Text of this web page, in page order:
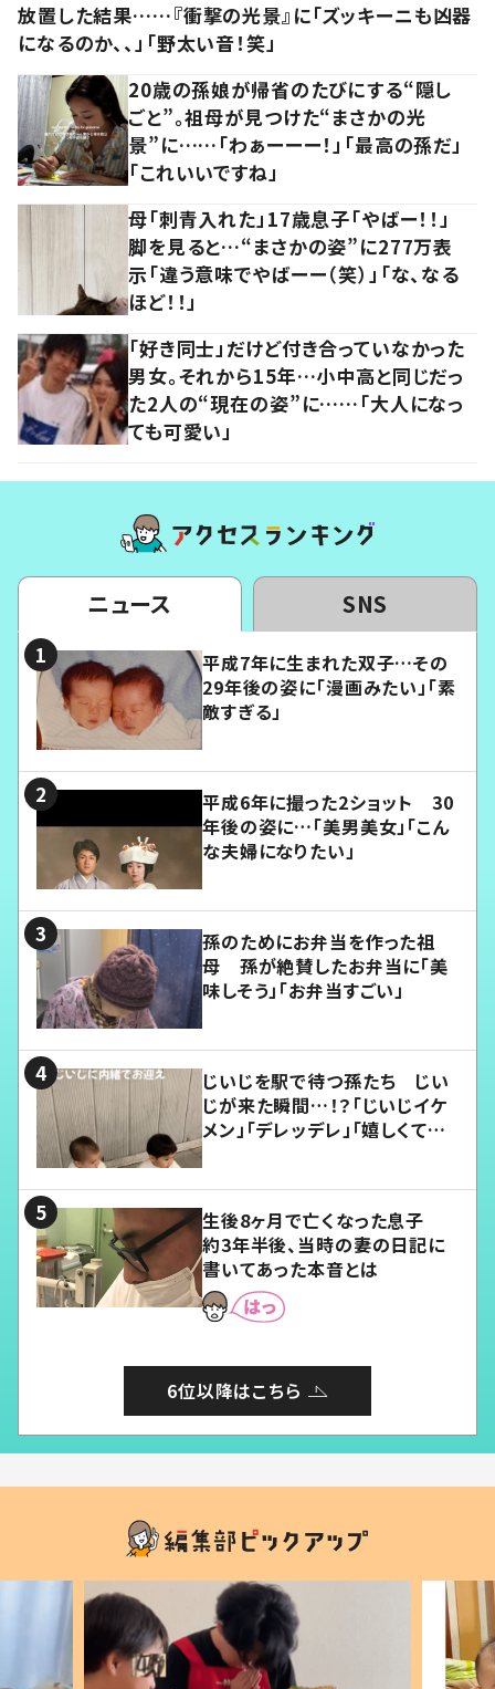
放置した結果……『衝撃の光景』に「ズッキーニも凶器
になるのか、、」「野太い音！笑」
20歳の孫娘が帰省のたびにする“隠し
ごと”。祖母が見つけた“まさかの光
景”に……「わぁーーー！」「最高の孫だ」
「これいいですね」
母「刺青入れた」17歳息子「やばー！！」
脚を見ると…“まさかの姿”に277万表
示「違う意味でやばーー（笑）」「な、なる
ほど！！」
「好き同士」だけど付き合っていなかった
男女。それから15年…小中高と同じだっ
た2人の“現在の姿”に……「大人になっ
ても可愛い」
ニュース SNS
平成7年に生まれた双子…その
29年後の姿に「漫画みたい」「素
敵すぎる」
平成6年に撮った2ショット 30
年後の姿に…「美男美女」「こん
な夫婦になりたい」
孫のためにお弁当を作った祖
母 孫が絶賛したお弁当に「美
味しそう」「お弁当すごい」
じいじを駅で待つ孫たち じい
じが来た瞬間…！？「じいじイケ
メン」「デレッデレ」「嬉しくて可
生後8ヶ月で亡くなった息子
約3年半後、当時の妻の日記に
書いてあった本音とは
6位以降はこちら